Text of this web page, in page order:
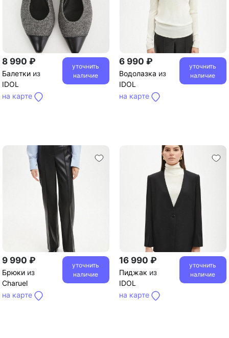
8 990 ₽
Балетки из
IDOL
на карте
уточнить
наличие
6 990 ₽
Водолазка из
IDOL
на карте
уточнить
наличие
9 990 ₽
Брюки из
Charuel
на карте
уточнить
наличие
16 990 ₽
Пиджак из
IDOL
на карте
уточнить
наличие